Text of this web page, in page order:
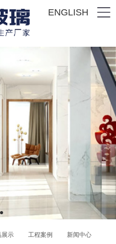
ENGLISH
展示 工程案例 新闻中心